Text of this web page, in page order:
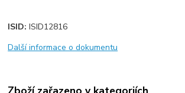
ISID:ISID12816
Další informace o dokumentu